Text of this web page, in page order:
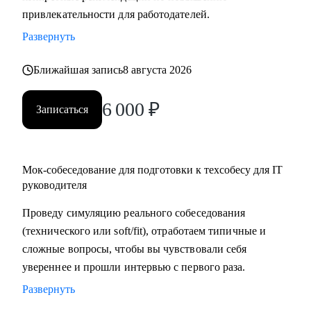
в момент срыва сроков или конфликтов в команде, помогу
найти пути выхода из трудных ситуаций.
Кому могу помочь:
• Начинающим руководителям в IT.
• Middle/Middle+ специалистам — чтобы усилить
управленческую экспертизу и soft skills.
и хотят получить независимый взгляд.
привлекательности для работодателей.
Развернуть
Ближайшая запись8 августа 2026
Записаться 6 000 ₽
Мок-собеседование для подготовки к техсобесу для IT
руководителя
Проведу симуляцию реального собеседования
(технического или soft/fit), отработаем типичные и
сложные вопросы, чтобы вы чувствовали себя
увереннее и прошли интервью с первого раза.
Развернуть